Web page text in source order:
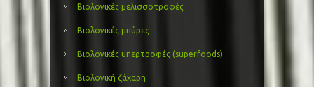
Βιολογικές μελισσοτροφές
Βιολογικές μπύρες
Βιολογικές υπερτροφές (superfoods)
Βιολογική ζάχαρη